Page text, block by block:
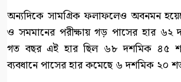
অন্যদিকে সামগ্রিক ফলাফলেও অবনমন
ও সমমানের পরীক্ষায় গড় পাসের হার ৬২
গত বছর এই হার ছিল ৬৮ দশমিক ৪৫
ব্যবধানে পাসের হার কমেছে ৬ দশমিক ২০